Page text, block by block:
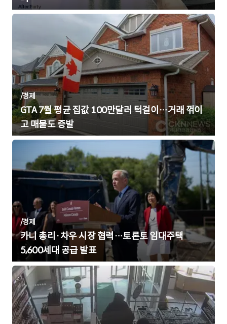
/경제
GTA 7월 평균 집값 100만달러 턱걸이…거래 꺾이
고 매물도 증발
/경제
카니 총리·차우 시장 협력…토론토 임대주택
5,600세대 공급 발표